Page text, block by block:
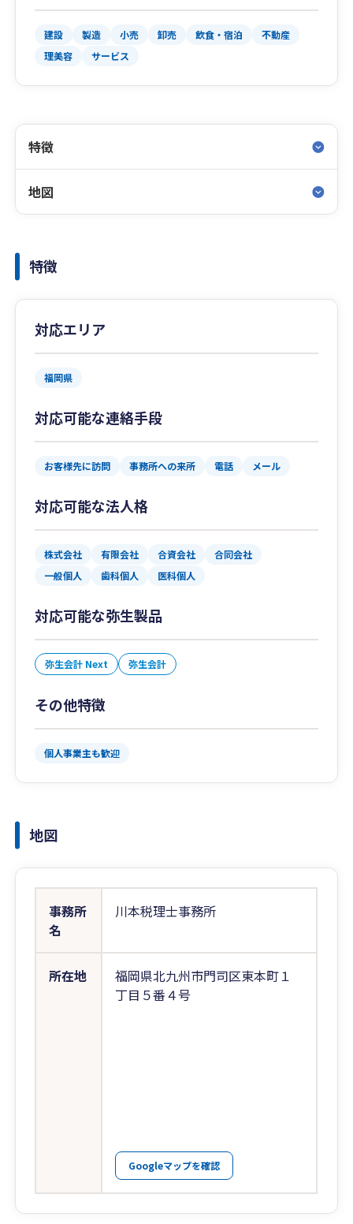
建設 製造 小売 卸売 飲食・宿泊
不動産
理美容
サービス
特徴
地図
特徴
対応エリア
福岡県
対応可能な連絡手段
お客様先に訪問 事務所への来所 電話 メール
対応可能な法人格
株式会社 有限会社 合資会社
合同会社
一般個人
歯科個人 医科個人
対応可能な弥生製品
弥生会計 Next 弥生会計
その他特徴
個人事業主も歓迎
地図
事務所
名
川本税理士事務所
所在地
福岡県北九州市門司区東本町１
丁目５番４号
Googleマップを確認